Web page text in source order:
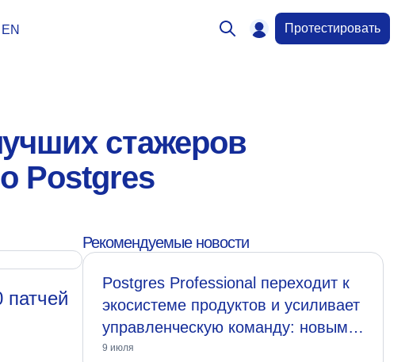
EN Протестировать
стажеров
Postgres
Рекомендуемые новости
Postgres Professional переходит к
экосистеме продуктов и усиливает
управленческую команду: новым
генеральным директором назначен
9 июля